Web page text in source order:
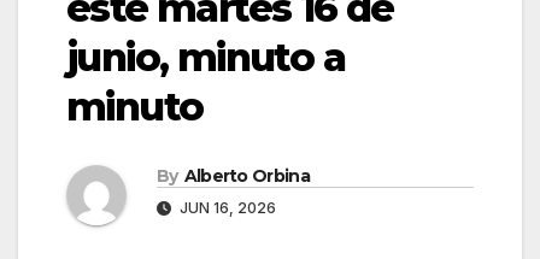
junio, minuto a
minuto
By Alberto Orbina
JUN 16, 2026